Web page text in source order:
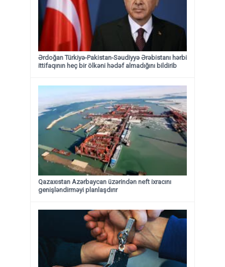
Ərdoğan Türkiyə-Pakistan-Səudiyyə Ərəbistanı hərbi
ittifaqının heç bir ölkəni hədəf almadığını bildirib
Qazaxıstan Azərbaycan üzərindən neft ixracını
genişləndirməyi planlaşdırır